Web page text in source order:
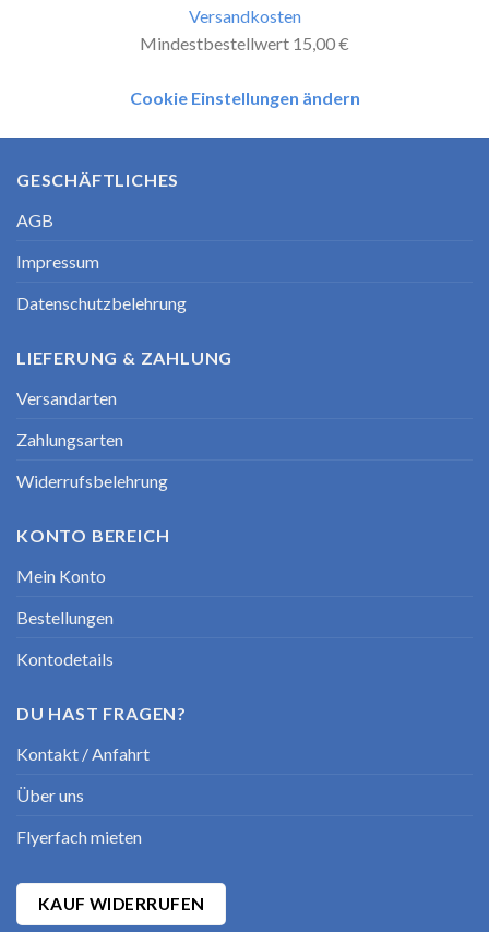
Versandkosten
Mindestbestellwert 15,00 €
Cookie Einstellungen ändern
GESCHÄFTLICHES
AGB
Impressum
Datenschutzbelehrung
LIEFERUNG & ZAHLUNG
Versandarten
Zahlungsarten
Widerrufsbelehrung
KONTO BEREICH
Mein Konto
Bestellungen
Kontodetails
DU HAST FRAGEN?
Kontakt / Anfahrt
Über uns
Flyerfach mieten
KAUF WIDERRUFEN